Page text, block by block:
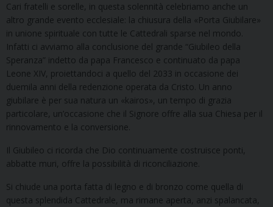
Cari fratelli e sorelle, in questa solennità celebriamo anche un
altro grande evento ecclesiale: la chiusura della «Porta Giubilare»
in unione spirituale con tutte le Cattedrali sparse nel mondo.
Infatti ci avviamo alla conclusione del grande “Giubileo della
Speranza” indetto da papa Francesco e continuato da papa
Leone XIV, proiettandoci a quello del 2033 in occasione dei
duemila anni della redenzione operata da Cristo. Un anno
giubilare è per sua natura un «kairos», un tempo di grazia
particolare, un’occasione che il Signore offre alla sua Chiesa per il
rinnovamento e la conversione.
Il Giubileo ci ricorda che Dio continuamente costruisce ponti,
abbatte muri, offre la possibilità di riconciliazione.
Si chiude una porta fatta di legno e di bronzo come quella di
questa splendida Cattedrale, ma rimane aperta, anzi spalancata,